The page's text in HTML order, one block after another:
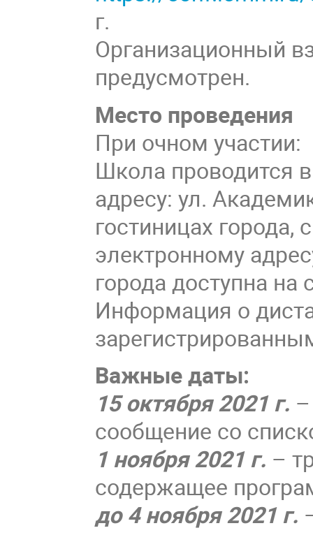
г.
Организационный
предусмотрен.
Место проведения
При очном участии:
Школа проводится
адресу: ул.
гостиницах
электронному
города доступна на
Информация о
Важные даты:
15 октября 2021 г.
сообщение со
1 ноября 2021 г. –
содержащее
до 4 ноября 2021 г.